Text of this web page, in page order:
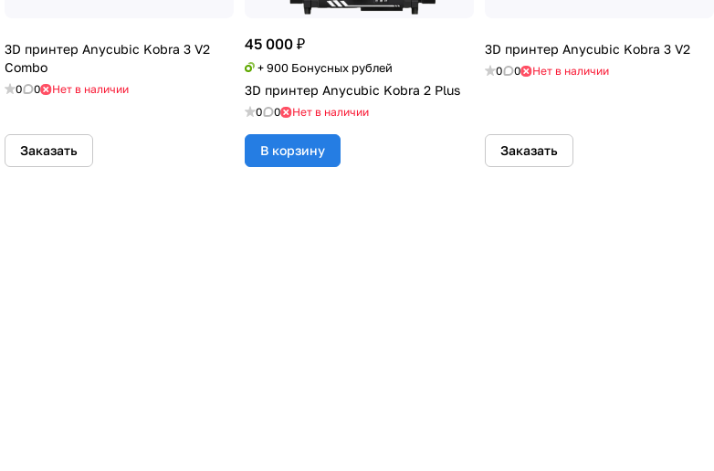
3D принтер Anycubic Kobra 3 V2
Combo
0 0 Нет в наличии
Заказать
45 000 ₽
+ 900 Бонусных рублей
3D принтер Anycubic Kobra 2 Plus
0 0 Нет в наличии
В корзину
3D принтер Anycubic Kobra 3 V2
0 0 Нет в наличии
Заказать